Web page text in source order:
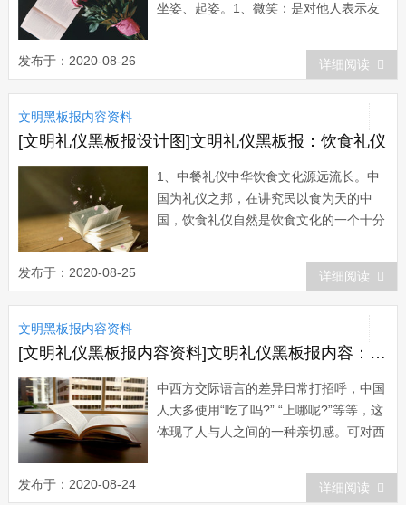
坐姿、起姿。1、微笑：是对他人表示友
鞠躬：是下级对上级、晚辈对长辈、个人
对群体的礼节。行鞠躬礼时，脱帽、立
正、双目注视对方，面带微笑，然后身体
上部向前倾斜自然弯下15--30度左右，低
头眼...
发布于：2020-08-26 详细阅读
文明黑板报内容资料
[文明礼仪黑板报设计图]文明礼仪黑板报：饮食礼仪
1、中餐礼仪中华饮食文化源远流长。中
国为礼仪之邦，在讲究民以食为天的中
国，饮食礼仪自然是饮食文化的一个十分
于周公，千百年的演进，当然不会再
有“孟光接了梁鸿案”那样的日子，但也还
是终于形成今天大家普遍接受的一套饮食
发布于：2020-08-25 详细阅读
文明黑板报内容资料
[文明礼仪黑板报内容资料]文明礼仪黑板报内容：中西方交际语言的差异
中西方交际语言的差异日常打招呼，中国
人大多使用“吃了吗?” “上哪呢?”等等，这
体现了人与人之间的一种亲切感。可对西
到突然、尴尬，甚至不快，因为西方人会
把这种问话理解成为一种“盘问”，感到...
发布于：2020-08-24 详细阅读